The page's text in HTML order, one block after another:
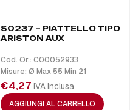
S0237 – PIATTELLO TIPO
ARISTON AUX
Cod. Or.: C00052933
Misure: Ø Max 55 Min 21
€4,27 IVA inclusa
AGGIUNGI AL CARRELLO